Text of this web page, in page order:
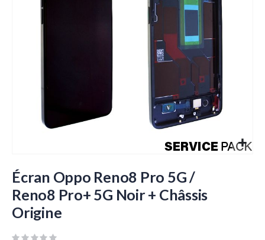
d’images
au
début
de
la
Galerie
d’images
Écran Oppo Reno8 Pro 5G /
Reno8 Pro+ 5G Noir + Châssis
Origine